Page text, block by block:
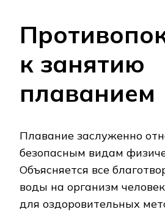
к занятию
плаванием
Плавание заслуженно
безопасным видам
Объясняется все
воды на организм
для оздоровительных